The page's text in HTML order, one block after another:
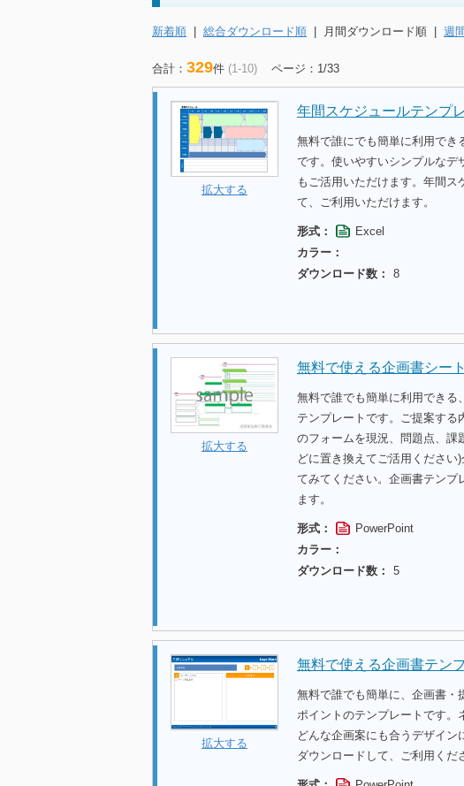
新着順 | 総合ダウンロード順 | 月間ダウンロード順 | 週
合計： 329件 (1-10) ページ：1/33
拡大する
年間スケジュールテンプ
無料で誰にでも簡単に利用でき
です。使いやすいシンプルなデ
もご活用いただけます。年間ス
て、ご利用いただけます。
形式：
Excel
カラー：
ダウンロード数：
8
拡大する
無料で使える企画書シー
無料で誰でも簡単に利用できる
テンプレートです。ご提案す
のフォームを現況、問題点、課
どに置き換えてご活用ください
てみてください。企画書テンプ
ます。
形式：
PowerPoint
カラー：
ダウンロード数：
5
拡大する
無料で使える企画書テン
無料で誰でも簡単に、企画書・
ポイントのテンプレートです。
どんな企画案にも合うデザイ
ダウンロードして、ご利用くだ